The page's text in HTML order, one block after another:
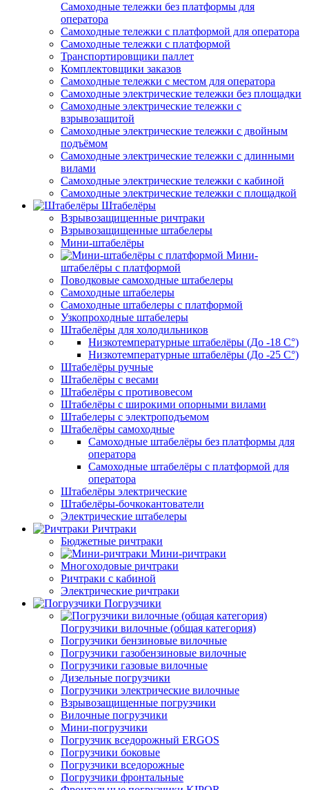
Самоходные тележки без платформы для
оператора
Самоходные тележки с платформой для оператора
Самоходные тележки с платформой
Транспортировщики паллет
Комплектовщики заказов
Самоходные тележки с местом для оператора
Самоходные электрические тележки без площадки
Самоходные электрические тележки с
взрывозащитой
Самоходные электрические тележки с двойным
подъёмом
Самоходные электрические тележки с длинными
вилами
Самоходные электрические тележки с кабиной
Самоходные электрические тележки с площадкой
Штабелёры
Взрывозащищенные ричтраки
Взрывозащищенные штабелеры
Мини-штабелёры
Мини-
штабелёры с платформой
Поводковые самоходные штабелеры
Самоходные штабелеры
Самоходные штабелеры с платформой
Узкопроходные штабелеры
Штабелёры для холодильников
Низкотемпературные штабелёры (До -18 C°)
Низкотемпературные штабелёры (До -25 C°)
Штабелёры ручные
Штабелёры с весами
Штабелёры с противовесом
Штабелёры с широкими опорными вилами
Штабелеры с электроподъемом
Штабелёры самоходные
Самоходные штабелёры без платформы для
оператора
Самоходные штабелёры с платформой для
оператора
Штабелёры электрические
Штабелёры-бочкокантователи
Электрические штабелеры
Ричтраки
Бюджетные ричтраки
Мини-ричтраки
Многоходовые ричтраки
Ричтраки с кабиной
Электрические ричтраки
Погрузчики
Погрузчики вилочные (общая категория)
Погрузчики бензиновые вилочные
Погрузчики газобензиновые вилочные
Погрузчики газовые вилочные
Дизельные погрузчики
Погрузчики электрические вилочные
Взрывозащищенные погрузчики
Вилочные погрузчики
Мини-погрузчики
Погрузчик вседорожный ERGOS
Погрузчики боковые
Погрузчики вседорожные
Погрузчики фронтальные